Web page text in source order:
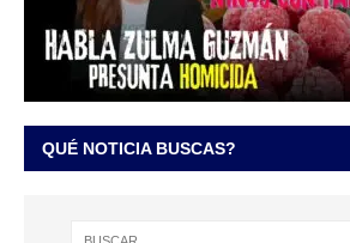
QUÉ NOTICIA BUSCAS?